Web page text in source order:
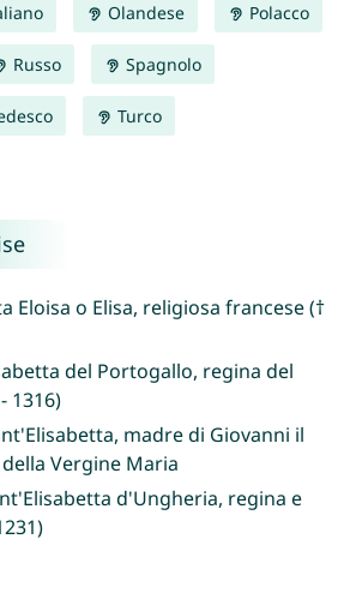
Olandese Polacco
Russo Spagnolo
Turco
Eloisa o Elisa, religiosa francese (†
del Portogallo, regina del
1316)
madre di Giovanni il
Vergine Maria
d'Ungheria, regina e